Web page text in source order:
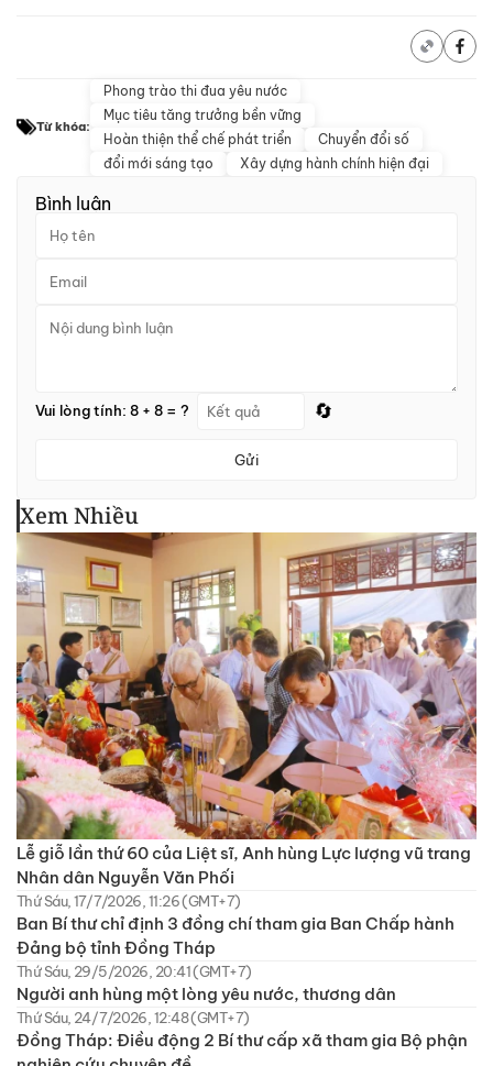
Từ khóa:
Phong trào thi đua yêu nước
Mục tiêu tăng trưởng bền vững
Hoàn thiện thể chế phát triển
Chuyển đổi số
đổi mới sáng tạo
Xây dựng hành chính hiện đại
Bình luận
Vui lòng tính: 8 + 8 = ? 🔄
Gửi
Xem Nhiều
Lễ giỗ lần thứ 60 của Liệt sĩ, Anh hùng Lực lượng vũ trang
Nhân dân Nguyễn Văn Phối
Thứ Sáu, 17/7/2026, 11:26 (GMT+7)
Ban Bí thư chỉ định 3 đồng chí tham gia Ban Chấp hành
Đảng bộ tỉnh Đồng Tháp
Thứ Sáu, 29/5/2026, 20:41 (GMT+7)
Người anh hùng một lòng yêu nước, thương dân
Thứ Sáu, 24/7/2026, 12:48 (GMT+7)
Đồng Tháp: Điều động 2 Bí thư cấp xã tham gia Bộ phận